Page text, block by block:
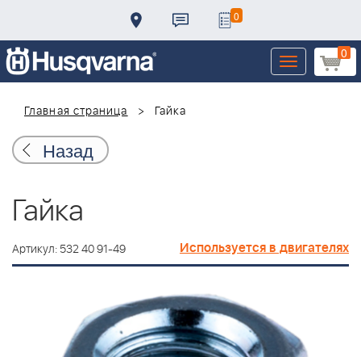
0
0
Toggle
navigation
Главная страница
Гайка
Назад
Гайка
Артикул: 532 40 91-49 Используется в двигателях